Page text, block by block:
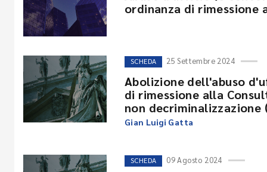
ordinanza di
SCHEDA 25 Settembre 2024
Abolizione dell'abuso
di rimessione alla
non
Gian Luigi Gatta
SCHEDA 09 Agosto 2024